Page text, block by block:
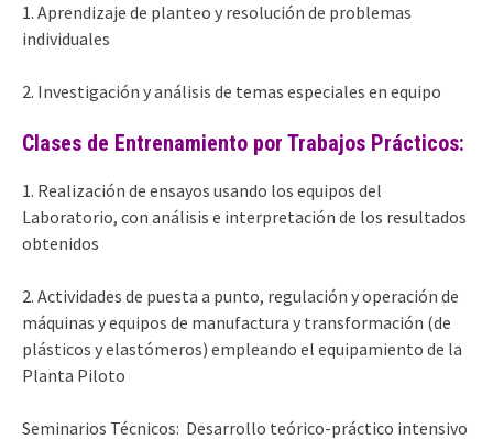
1. Aprendizaje de planteo y resolución de problemas
individuales
2. Investigación y análisis de temas especiales en equipo
Clases de Entrenamiento por Trabajos Prácticos:
1. Realización de ensayos usando los equipos del
Laboratorio, con análisis e interpretación de los resultados
obtenidos
2. Actividades de puesta a punto, regulación y operación de
máquinas y equipos de manufactura y transformación (de
plásticos y elastómeros) empleando el equipamiento de la
Planta Piloto
Seminarios Técnicos: Desarrollo teórico-práctico intensivo